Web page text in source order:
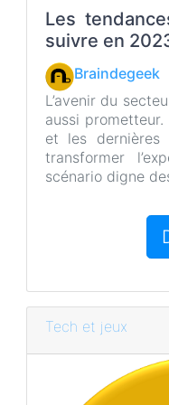
b
o
o
t
e
r
Les
suivre en
Braindegeek
L’avenir du
aussi
et les dernières
transformer
scénario digne
Tech et jeux